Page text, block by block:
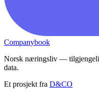
Companybook
Norsk næringsliv —
data.
Et prosjekt fra D&CO